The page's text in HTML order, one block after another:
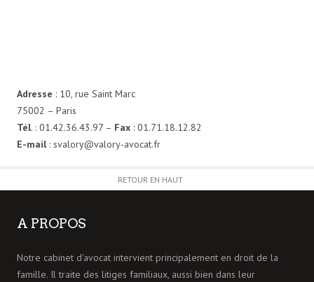
Adresse : 10, rue Saint Marc
75002 – Paris
Tél. : 01.42.36.43.97 – Fax : 01.71.18.12.82
E-mail: svalory@valory-avocat.fr
RETOUR EN HAUT
A PROPOS
Notre cabinet d'avocat intervient principalement en droit de la
famille. Il traite des litiges familiaux, aussi bien dans leur